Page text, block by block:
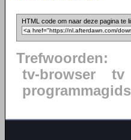
HTML code om naar deze pagina te
Trefwoorden:
tv-browser
tv
programmagids